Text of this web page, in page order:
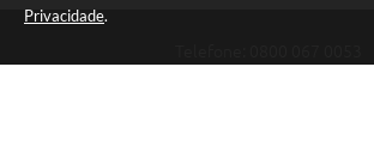
Privacidade.